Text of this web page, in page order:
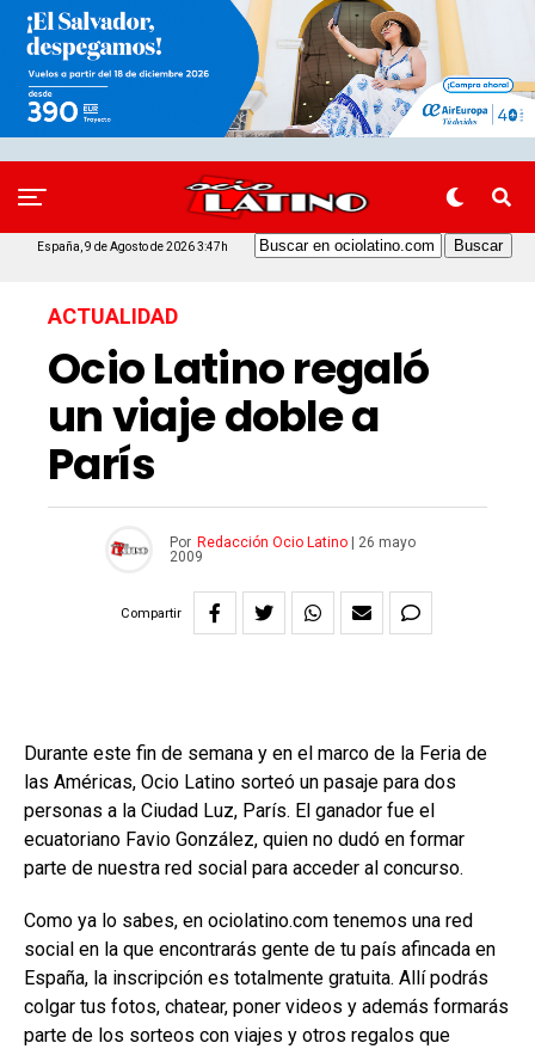
España, 9 de Agosto de 2026 3:47h
ACTUALIDAD
Ocio Latino regaló
un viaje doble a
París
Por Redacción Ocio Latino|
26 mayo
2009
Compartir
Durante este fin de semana y en el marco de la Feria de
las Américas, Ocio Latino sorteó un pasaje para dos
personas a la Ciudad Luz, París. El ganador fue el
ecuatoriano Favio González, quien no dudó en formar
parte de nuestra red social para acceder al concurso.
Como ya lo sabes, en ociolatino.com tenemos una red
social en la que encontrarás gente de tu país afincada en
España, la inscripción es totalmente gratuita. Allí podrás
colgar tus fotos, chatear, poner videos y además formarás
parte de los sorteos con viajes y otros regalos que